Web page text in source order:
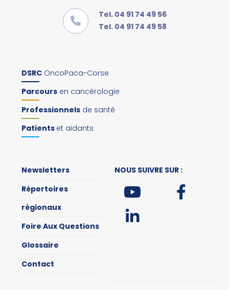
Tel. 04 91 74 49 56
Tel. 04 91 74 49 58
DSRC OncoPaca-Corse
Parcours en cancérologie
Professionnels de santé
Patients et aidants
Newsletters
Répertoires
régionaux
Foire Aux Questions
Glossaire
Contact
NOUS SUIVRE SUR :